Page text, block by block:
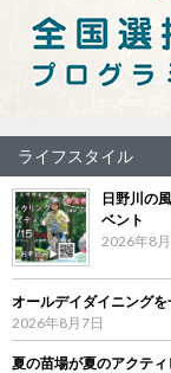
ライフスタイル
日野川の
ベント
2026年8
オールデイダイニング
2026年8月7日
夏の苗場が夏のアクテ